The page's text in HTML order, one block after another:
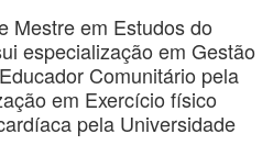
Mestre em Estudos do
especialização em Gestão
Comunitário pela
em Exercício físico
pela Universidade